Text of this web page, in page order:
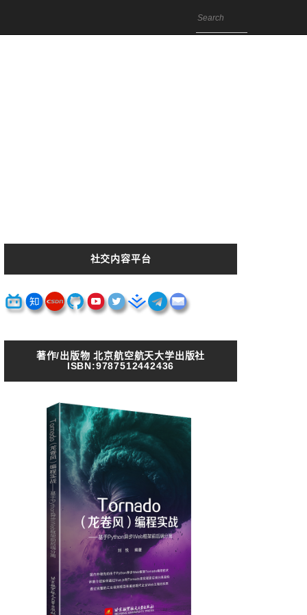
社交内容平台
著作/出版物 北京航空航天大学出版社
ISBN:9787512442436